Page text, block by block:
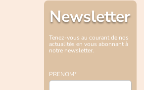
Newsletter
Tenez-vous au courant de nos
actualités en vous abonnant à
notre newsletter.
PRENOM*